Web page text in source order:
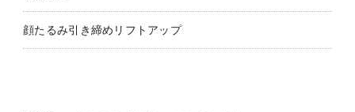
顔たるみ引き締めリフトアップ